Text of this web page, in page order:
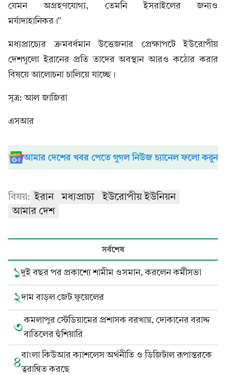
যেমন অগ্রহণযোগ্য, তেমনি ইসরাইলের জন্যও
মর্যাদাহানিকর।”
মধ্যপ্রাচ্যের ক্রমবর্ধমান উত্তেজনার প্রেক্ষাপটে ইউরোপীয়
দেশগুলো ইরানের প্রতি তাদের অবস্থান আরও কঠোর করার
বিষয়ে আলোচনা চালিয়ে যাচ্ছে।
সূত্র: আল জাজিরা
এসআর
আমার দেশের খবর পেতে গুগল নিউজ চ্যানেল ফলো করুন
বিষয়: ইরান মধ্যপ্রাচ্য
ইউরোপীয় ইউনিয়ন
আমার দেশ
সর্বশেষ
১দুই বছর পর প্রকাশ্যে শামীম ওসমান, করলেন কর্মীসভা
২দাম বাড়ল জেট ফুয়েলের
৩কমলাপুর স্টেডিয়ামের প্রশাসক বরখাস্ত, দোকানের বরাদ্দ
বাতিলের হুঁশিয়ারি
৪বাংলা কিউআর ক্যাশলেস অর্থনীতি ও ডিজিটাল রূপান্তরকে
ত্বরান্বিত করছে